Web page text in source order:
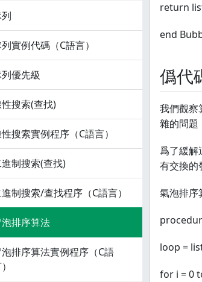
實例代碼（C語言）
優先級
搜索(查找)
搜索實例程序（C語言）
制搜索(查找)
制搜索/查找程序（C語言）
泡排序算法
泡排序算法實例程序（C語
return
end
僞代
我們觀察
雜的問題
爲了緩解
有交換的
氣泡排序
loop =
for i = 0